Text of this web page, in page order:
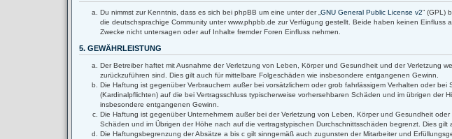
Du nimmst zur Kenntnis, dass es sich bei phpBB um eine unter der „ GNU General Public License v2“ (GPL)
die deutschsprachige Community unter www.phpbb.de zur Verfügung gestellt. Beide haben keinen
Zwecke nicht untersagen oder auf Inhalte fremder Foren Einfluss nehmen.
5. GEWÄHRLEISTUNG
Der Betreiber haftet mit Ausnahme der Verletzung von Leben, Körper und Gesundheit und der Verletzung
zurückzuführen sind. Dies gilt auch für mittelbare Folgeschäden wie insbesondere entgangenen Gewinn.
Die Haftung ist gegenüber Verbrauchern außer bei vorsätzlichem oder grob fahrlässigem Verhalten oder
(Kardinalpflichten) auf die bei Vertragsschluss typischerweise vorhersehbaren Schäden und im übrigen
insbesondere entgangenen Gewinn.
Die Haftung ist gegenüber Unternehmern außer bei der Verletzung von Leben, Körper und Gesundheit
Schäden und im Übrigen der Höhe nach auf die vertragstypischen Durchschnittsschäden begrenzt. Dies
Die Haftungsbegrenzung der Absätze a bis c gilt sinngemäß auch zugunsten der Mitarbeiter und